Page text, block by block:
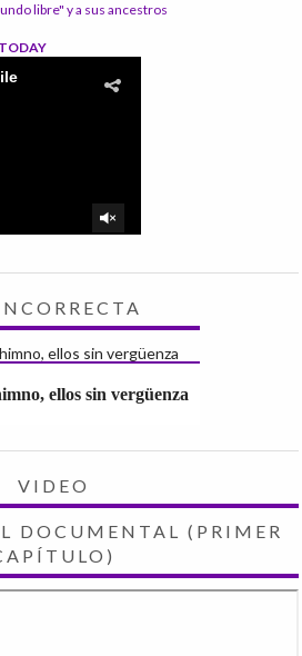
libre" y a sus ancestros
ellos sin vergüenza
VIDEO
DOCUMENTAL (PRIMER